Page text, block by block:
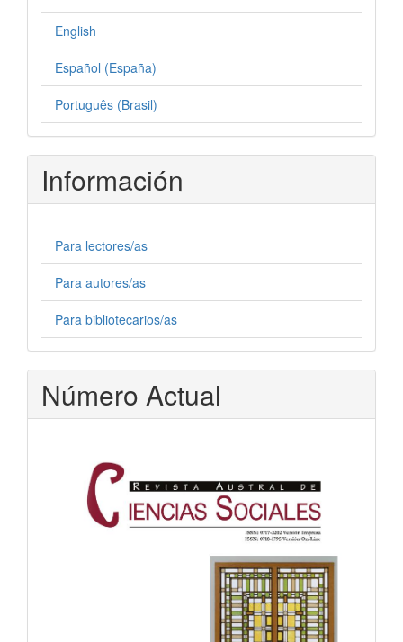
English
Español (España)
Português (Brasil)
Información
Para lectores/as
Para autores/as
Para bibliotecarios/as
Número Actual